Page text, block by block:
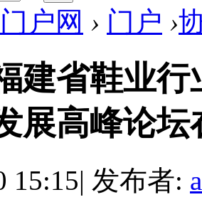
户网 › 门户 ›
建省鞋业
展高峰论坛
15:15| 发布者: